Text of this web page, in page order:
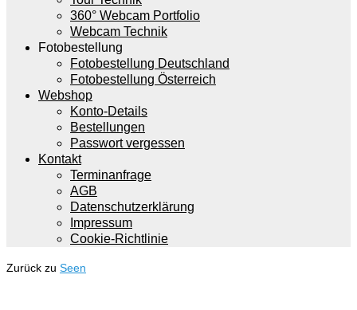
360° Webcam Portfolio
Webcam Technik
Fotobestellung
Fotobestellung Deutschland
Fotobestellung Österreich
Webshop
Konto-Details
Bestellungen
Passwort vergessen
Kontakt
Terminanfrage
AGB
Datenschutzerklärung
Impressum
Cookie-Richtlinie
Zurück zu Seen